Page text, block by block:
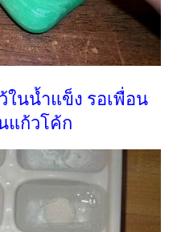
ในน้ำแข็ง รอเพื่อน
แก้วโค้ก